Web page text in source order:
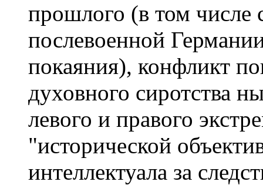
прошлого (в том числе
послевоенной
покаяния), конфликт
духовного сиротства
левого и правого
"исторической
интеллектуала за